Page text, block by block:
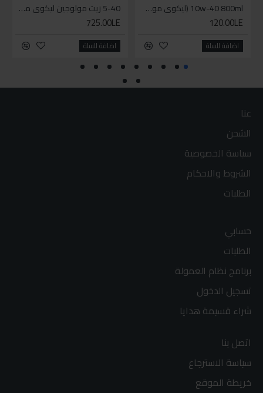
10w-40 800ml (ليكوي مولي زيت دراجة بخارية ( موتوسيكل - سكوتر
120.00LE
اضافة للسلة
5-40 زيت مولوجين ليكوي مولي اخضر
725.00LE
اضافة للسلة
عنا
الشحن
سياسة الخصوصية
الشروط والاحكام
الطلبات
حسابي
الطلبات
برنامج نظام العمولة
تسجيل الدخول
شراء قسيمة هدايا
اتصل بنا
سياسة الاسترجاع
خريطة الموقع